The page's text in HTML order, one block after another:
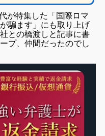
が特集した「国際ロマ
騙ます」にも取り上げ
との橋渡しと記事に書
プ、仲間だったのでし